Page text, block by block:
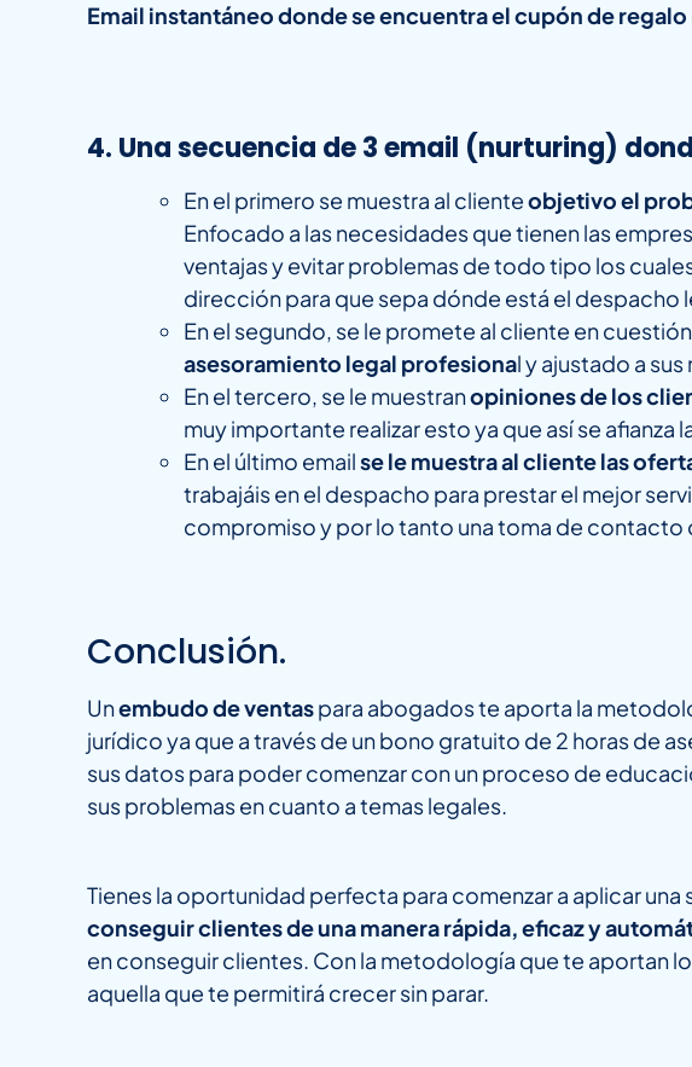
Email instantáneo donde se encuentra el cupón de regalo
4. Una secuencia de 3 email (nurturing)
En el primero se muestra al clienteobjetivo el
Enfocado a las necesidades que tienen las
ventajas y evitar problemas de todo tipo los
dirección para que sepa dónde está el despacho
En el segundo, se le promete al cliente en
asesoramiento legal profesional y ajustado a
En el tercero, se le muestranopiniones de los
muy importante realizar esto ya que así se
En el último emailse le muestra al cliente las
trabajáis en el despacho para prestar el mejor
compromiso y por lo tanto una toma de contacto
Conclusión.
Unembudo de ventaspara abogados te aporta la
jurídico ya que a través de un bono gratuito de 2 horas de
sus datos para poder comenzar con un proceso de
sus problemas en cuanto a temas legales.
Tienes la oportunidad perfecta para comenzar a aplicar una
conseguir clientes de una manera rápida, eficaz y
en conseguir clientes. Con la metodología que te aportan
aquella que te permitirá crecer sin parar.